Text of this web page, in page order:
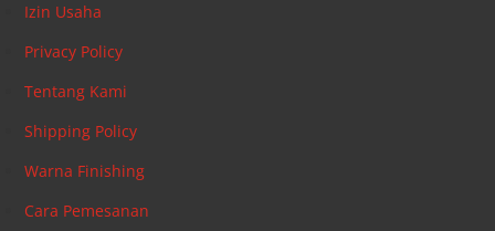
Izin Usaha
Privacy Policy
Tentang Kami
Shipping Policy
Warna Finishing
Cara Pemesanan